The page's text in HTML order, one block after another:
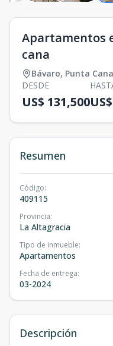
Apartamentos
cana
Bávaro, Punta Cana
DESDE
US$ 131,500
Resumen
Código:
409115
Provincia:
La Altagracia
Tipo de inmueble:
Apartamentos
Fecha de entrega:
03-2024
Descripción